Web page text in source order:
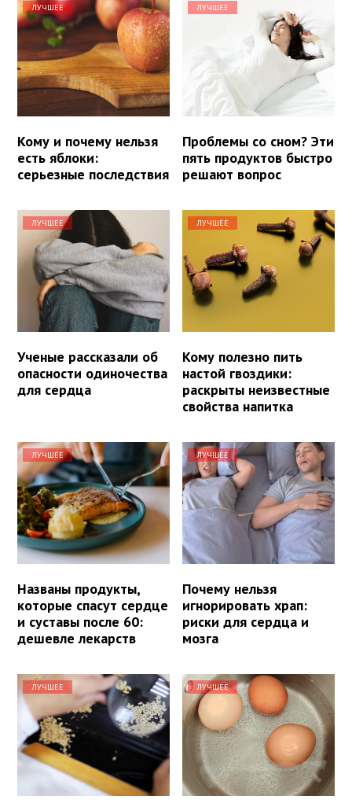
ЛУЧШЕЕ
Кому и почему нельзя
есть яблоки:
серьезные последствия
ЛУЧШЕЕ
Проблемы со сном? Эти
пять продуктов быстро
решают вопрос
ЛУЧШЕЕ
Ученые рассказали об
опасности одиночества
для сердца
ЛУЧШЕЕ
Кому полезно пить
настой гвоздики:
раскрыты неизвестные
свойства напитка
ЛУЧШЕЕ
Названы продукты,
которые спасут сердце
и суставы после 60:
дешевле лекарств
ЛУЧШЕЕ
Почему нельзя
игнорировать храп:
риски для сердца и
мозга
ЛУЧШЕЕ ЛУЧШЕЕ